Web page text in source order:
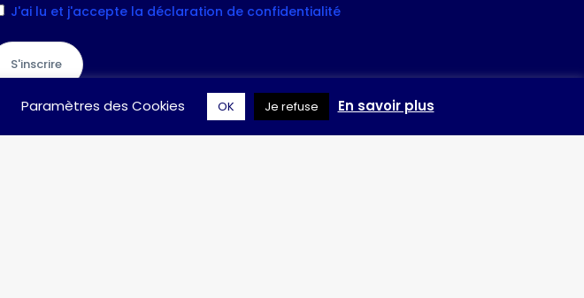
J'ai lu et j'accepte la déclaration de confidentialité
S'inscrire
Paramètres des Cookies OK Je refuse En savoir plus